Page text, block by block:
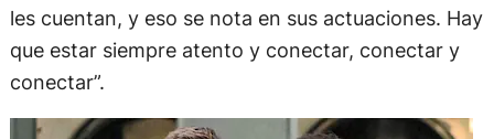
les cuentan, y eso se nota en sus actuaciones. Hay
que estar siempre atento y conectar, conectar y
conectar”.